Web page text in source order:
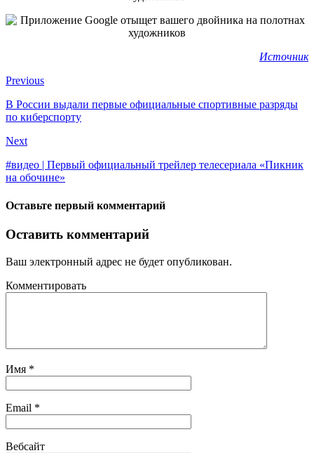
Источник
Previous
В России выдали первые официальные спортивные разряды
по киберспорту
Next
#видео | Первый официальный трейлер телесериала «Пикник
на обочине»
Оставьте первый комментарий
Оставить комментарий
Ваш электронный адрес не будет опубликован.
Комментировать
Имя *
Email *
Вебсайт